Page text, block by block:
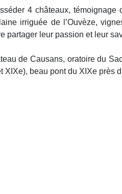
4 châteaux, témoignage
irriguée de l’Ouvèze,
partager leur passion et leur
de Causans, oratoire du
XIXe), beau pont du XIXe près